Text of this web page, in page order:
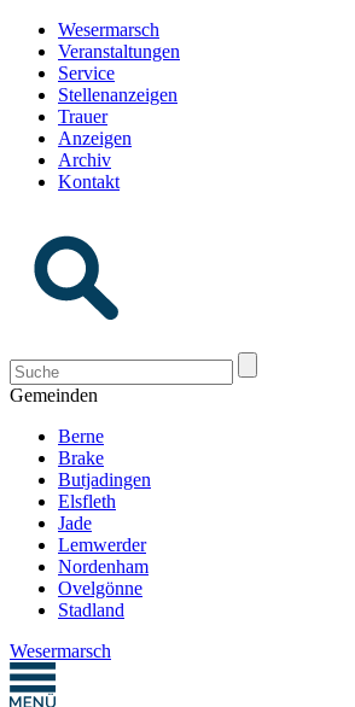
Wesermarsch
Veranstaltungen
Service
Stellenanzeigen
Trauer
Anzeigen
Archiv
Kontakt
Gemeinden
Berne
Brake
Butjadingen
Elsfleth
Jade
Lemwerder
Nordenham
Ovelgönne
Stadland
Wesermarsch